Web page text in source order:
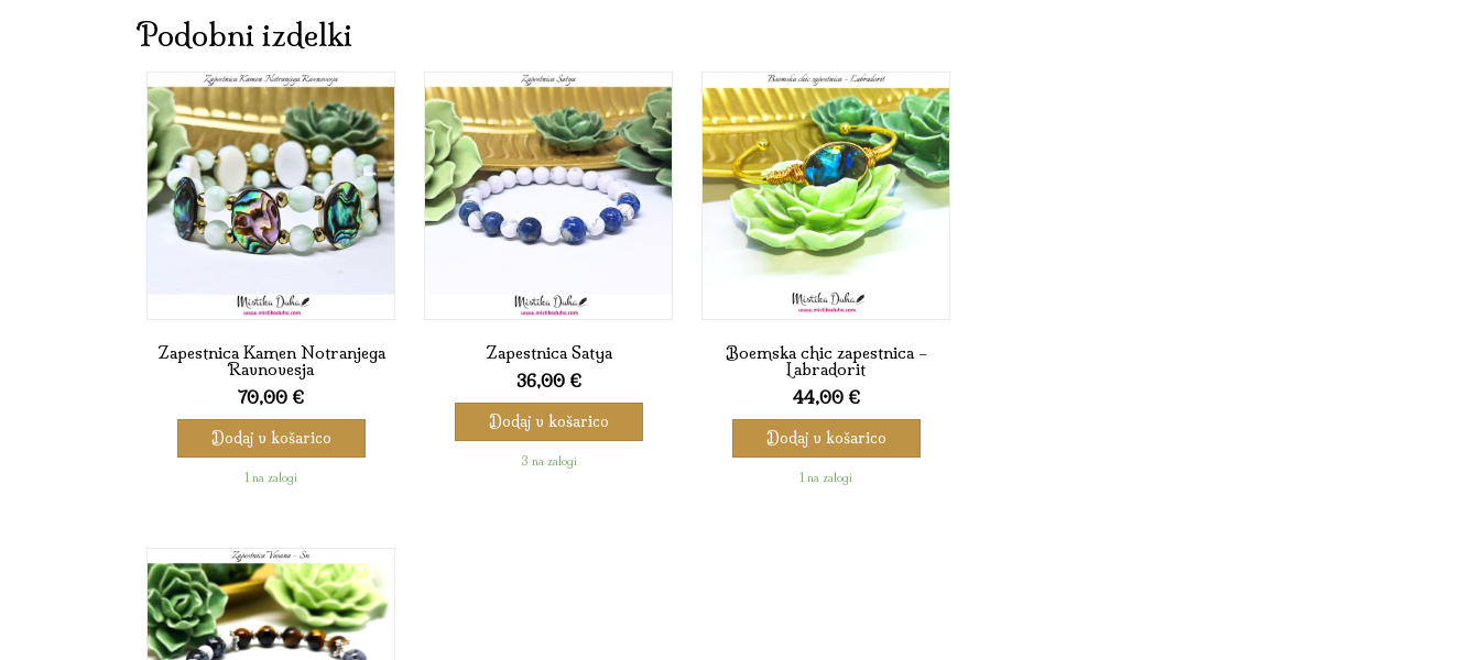
Podobni izdelki
Zapestnica Kamen Notranjega
Ravnovesja
70,00 €
Dodaj v košarico
1 na zalogi
Zapestnica Satya
36,00 €
Dodaj v košarico
3 na zalogi
Boemska chic zapestnica –
Labradorit
44,00 €
Dodaj v košarico
1 na zalogi